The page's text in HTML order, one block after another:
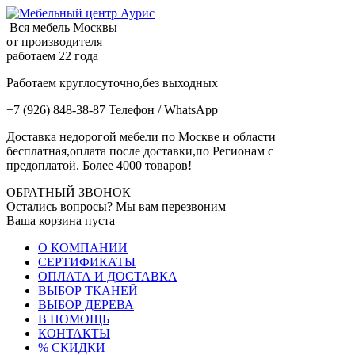
Вся мебель Москвы
от производителя
работаем 22 года
Работаем круглосуточно,без выходных
+7 (926) 848-38-87 Телефон / WhatsApp
Доставка недорогой мебели по Москве и области
бесплатная,оплата после доставки,по Регионам с
предоплатой. Более 4000 товаров!
ОБРАТНЫЙ ЗВОНОК
Остались вопросы? Мы вам перезвоним
Ваша корзина пуста
О КОМПАНИИ
СЕРТИФИКАТЫ
ОПЛАТА И ДОСТАВКА
ВЫБОР ТКАНЕЙ
ВЫБОР ДЕРЕВА
В ПОМОЩЬ
КОНТАКТЫ
% СКИДКИ